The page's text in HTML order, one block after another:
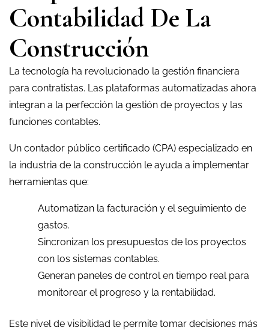
Contabilidad De La
Construcción
La tecnología ha revolucionado la gestión financiera
para contratistas. Las plataformas automatizadas ahora
integran a la perfección la gestión de proyectos y las
funciones contables.
Un contador público certificado (CPA) especializado en
la industria de la construcción le ayuda a implementar
herramientas que:
Automatizan la facturación y el seguimiento de
gastos.
Sincronizan los presupuestos de los proyectos
con los sistemas contables.
Generan paneles de control en tiempo real para
monitorear el progreso y la rentabilidad.
Este nivel de visibilidad le permite tomar decisiones más